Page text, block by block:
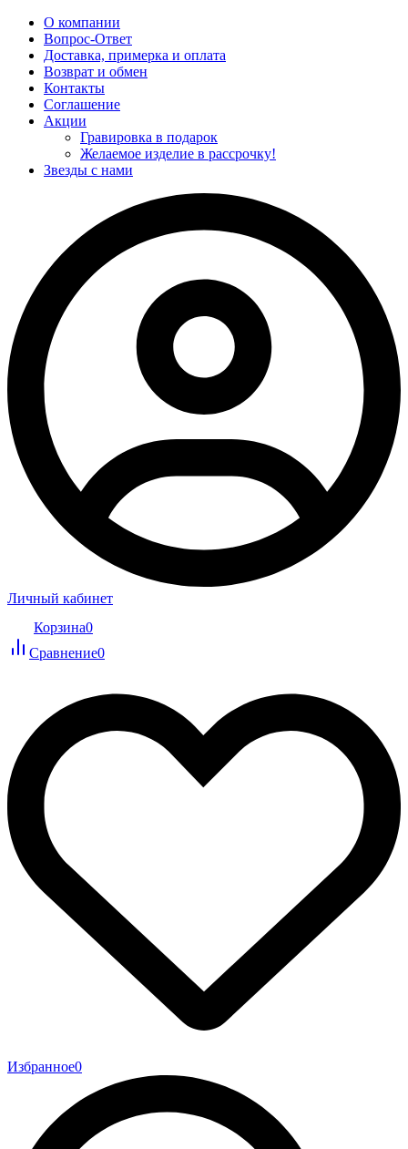
О компании
Вопрос-Ответ
Доставка, примерка и оплата
Возврат и обмен
Контакты
Соглашение
Акции
Гравировка в подарок
Желаемое изделие в рассрочку!
Звезды с нами
Личный кабинет
Корзина0
Сравнение0
Избранное0